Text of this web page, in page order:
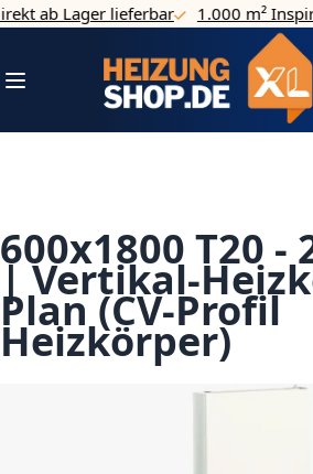
Direkt zum Inhalt
ab Lager lieferbar 1.000 m²
Navigation umschalten
600x1800 T20 -
| Vertikal-
Plan (CV-Profil
Heizkörper)